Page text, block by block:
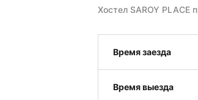
Хостел SAROY
Время заезда
Время выезда